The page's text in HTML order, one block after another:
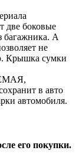
две боковые
багажника. А
не
Крышка сумки
в авто
автомобиля.
его покупки.